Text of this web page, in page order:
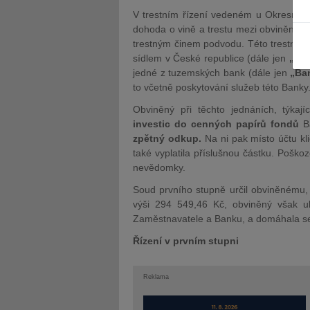
V trestním řízení vedeném u
dohoda o vině a trestu mezi
trestným činem podvodu. Této trestné
sídlem v České republice (dále jen
jedné z tuzemských bank (dále jen
to včetně poskytování služeb této Banky.
Obviněný při těchto jednáních,
investic do cenných papírů fondů
zpětný odkup. Na ni pak místo účtu
také vyplatila příslušnou částku.
nevědomky.
Soud prvního stupně určil
výši 294 549,46 Kč, obviněný však
Zaměstnavatele a Banku, a domáhala
Řízení v prvním stupni
Reklama
JUDr. Tomáš Nielsen
JUDr.
Kurzy